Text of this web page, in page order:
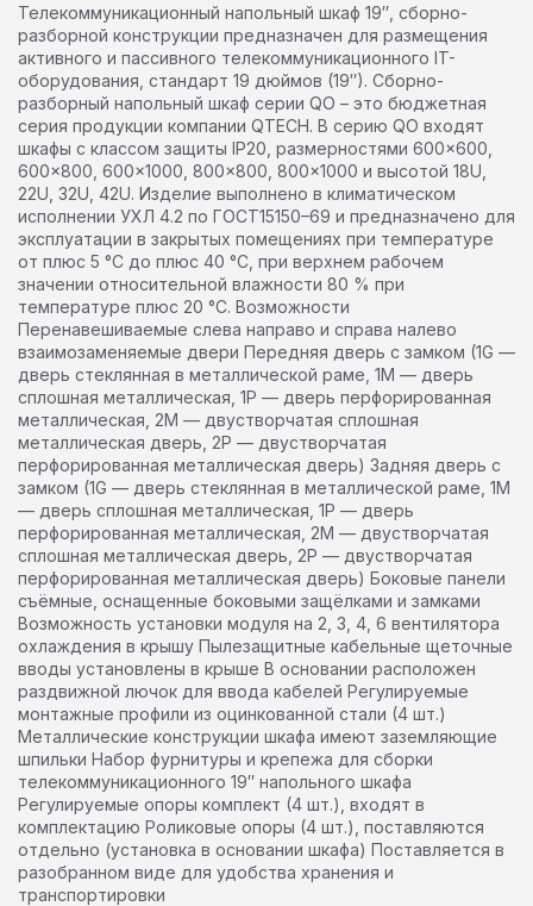
Телекоммуникационный напольный шкаф 19″, сборно-
разборной конструкции предназначен для размещения
активного и пассивного телекоммуникационного IT-
оборудования, стандарт 19 дюймов (19″). Сборно-
разборный напольный шкаф серии QO – это бюджетная
серия продукции компании QTECH. В серию QO входят
шкафы с классом защиты IP20, размерностями 600×600,
600×800, 600×1000, 800×800, 800×1000 и высотой 18U,
22U, 32U, 42U. Изделие выполнено в климатическом
исполнении УХЛ 4.2 по ГОСТ15150–69 и предназначено для
эксплуатации в закрытых помещениях при температуре
от плюс 5 °С до плюс 40 °С, при верхнем рабочем
значении относительной влажности 80 % при
температуре плюс 20 °С. Возможности
Перенавешиваемые слева направо и справа налево
взаимозаменяемые двери Передняя дверь с замком (1G —
дверь стеклянная в металлической раме, 1M — дверь
сплошная металлическая, 1P — дверь перфорированная
металлическая, 2М — двустворчатая сплошная
металлическая дверь, 2Р — двустворчатая
перфорированная металлическая дверь) Задняя дверь с
замком (1G — дверь стеклянная в металлической раме, 1M
— дверь сплошная металлическая, 1P — дверь
перфорированная металлическая, 2М — двустворчатая
сплошная металлическая дверь, 2Р — двустворчатая
перфорированная металлическая дверь) Боковые панели
съёмные, оснащенные боковыми защёлками и замками
Возможность установки модуля на 2, 3, 4, 6 вентилятора
охлаждения в крышу Пылезащитные кабельные щеточные
вводы установлены в крыше В основании расположен
раздвижной лючок для ввода кабелей Регулируемые
монтажные профили из оцинкованной стали (4 шт.)
Металлические конструкции шкафа имеют заземляющие
шпильки Набор фурнитуры и крепежа для сборки
телекоммуникационного 19″ напольного шкафа
Регулируемые опоры комплект (4 шт.), входят в
комплектацию Роликовые опоры (4 шт.), поставляются
отдельно (установка в основании шкафа) Поставляется в
разобранном виде для удобства хранения и
транспортировки